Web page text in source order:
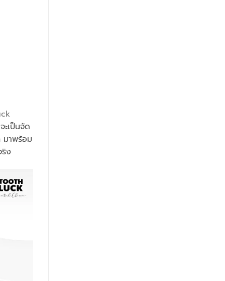
เป็นจัด
าพร้อม
ง